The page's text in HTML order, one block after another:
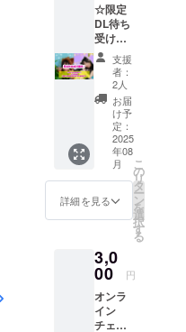
☆限定
DL待ち
受け画
像！※2
種類用
意！一
人2口ま
で！
【備考
欄】 ☆
待受画
像&MV
に掲載
するお
名前を
お書き
い
【セッ
ト内
容】 ☆
待受画
像(高画
支援
者：
2人
お届
け予
定：
2025
年08
月
詳細を見る
こ
の
リ
タ
ー
ン
を
選
択
す
る
3,0
00 円
オンラ
イン
チェキ